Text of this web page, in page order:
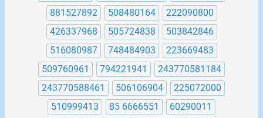
881527892
508480164
222090800
426337968
505724838
503842846
516080987
748484903
223669483
509760961
794221941
243770581184
243770588461
506106904
225072000
510999413
85 6666551
60290011